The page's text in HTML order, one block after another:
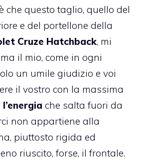
che questo taglio, quello del
e del portellone della
Cruze Hatchback, mi
il mio, come in ogni
un umile giudizio e voi
il vostro con la massima
l’energia che salta fuori da
non appartiene alla
piuttosto rigida ed
riuscito, forse, il frontale.